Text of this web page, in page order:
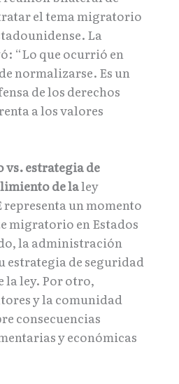
el tema migratorio
La
“Lo que ocurrió en
normalizarse. Es un
de los derechos
a los valores
estrategia de
de laley
representa un momento
migratorio en Estados
la administración
estrategia de seguridad
la ley. Por otro,
y la comunidad
consecuencias
y económicas